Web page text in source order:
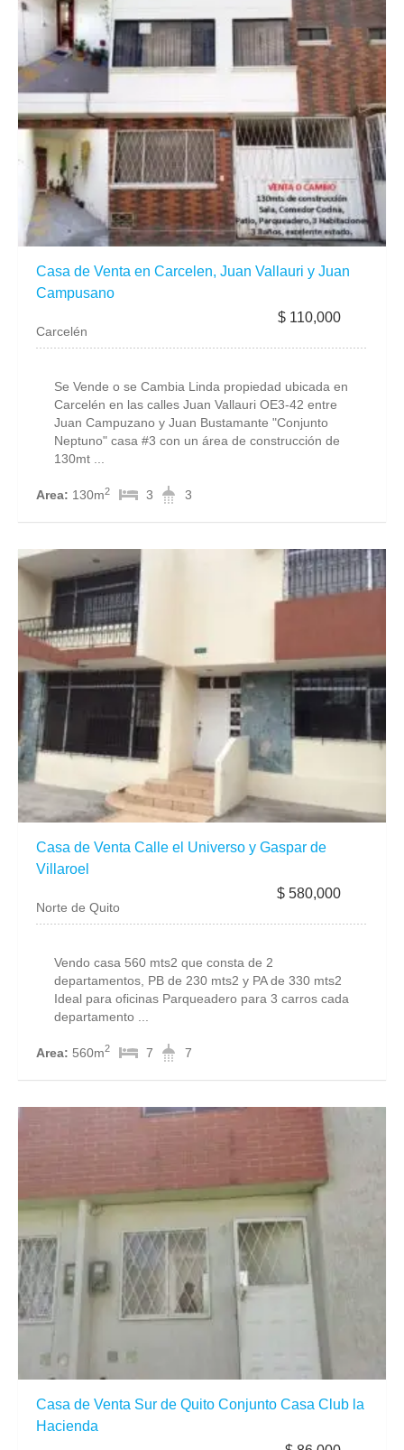
Casa de Venta en Carcelen, Juan Vallauri y Juan
Campusano
$ 110,000
Carcelén
Se Vende o se Cambia Linda propiedad ubicada en
Carcelén en las calles Juan Vallauri OE3-42 entre
Juan Campuzano y Juan Bustamante "Conjunto
Neptuno" casa #3 con un área de construcción de
130mt ...
Area: 130m2 3 3
Casa de Venta Calle el Universo y Gaspar de
Villaroel
$ 580,000
Norte de Quito
Vendo casa 560 mts2 que consta de 2
departamentos, PB de 230 mts2 y PA de 330 mts2
Ideal para oficinas Parqueadero para 3 carros cada
departamento ...
Area: 560m2 7 7
Casa de Venta Sur de Quito Conjunto Casa Club la
Hacienda